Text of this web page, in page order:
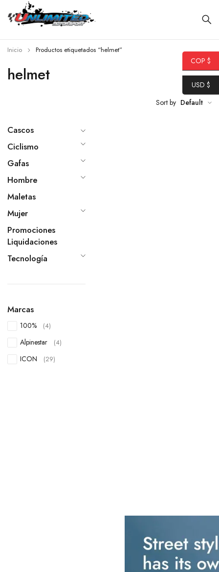
helmet
Inicio Productos etiquetados “helmet”
Cascos
Ciclismo
Gafas
Hombre
Maletas
Mujer
Promociones
Liquidaciones
Tecnología
Marcas
100% (4)
Alpinestar (4)
ICON (29)
Sort by Default
COP $
USD $